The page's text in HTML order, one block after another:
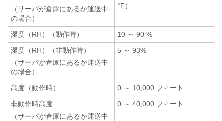
（サーバが倉庫にあるか運送中
の場合）
°F）
湿度（RH）（動作時）
10 ～ 90 %
湿度（RH）（非動作時）
（サーバが倉庫にあるか運送中
の場合）
5 ～ 93%
高度（動作時）
0 ～ 10,000 フィート
非動作時高度
（サーバが倉庫にあるか運送中
0 ～ 40,000 フィート